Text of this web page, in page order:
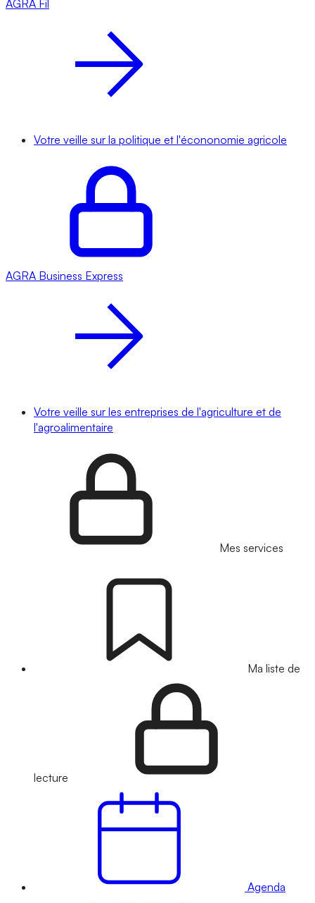
AGRA Fil
Votre veille sur la politique et l'écononomie agricole
AGRA Business Express
Votre veille sur les entreprises de l'agriculture et de
l'agroalimentaire
Mes services
Ma liste de
lecture
Agenda